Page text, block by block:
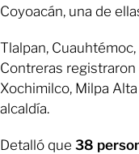
Coyoacán, una de
Tlalpan,
Contreras
Xochimilco, Milpa
alcaldía.
Detalló que 38